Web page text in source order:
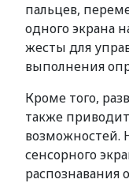
пальцев,
одного экрана
жесты для
выполнения
Кроме того,
также
возможностей.
сенсорного
распознавания